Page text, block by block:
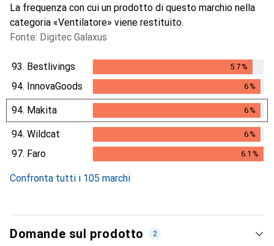
La frequenza con cui un prodotto di questo marchio nella
categoria «Ventilatore» viene restituito.
Fonte: Digitec Galaxus
93. Bestlivings 5.7%
5.7%
94. InnovaGoods 6%
6%
94. Makita 6%
6%
94. Wildcat 6%
6%
97. Faro 6.1 %
Confronta tutti i 105 marchi
Domande sul prodotto 2